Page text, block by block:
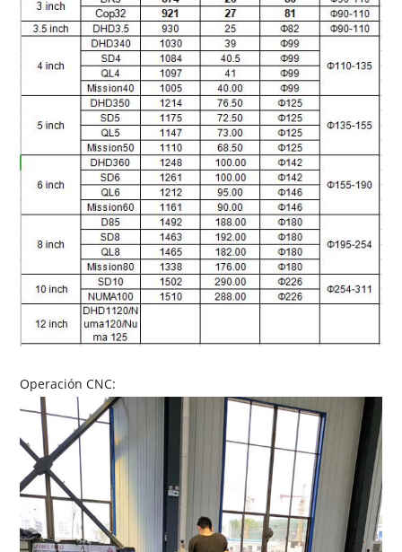
Operación CNC: